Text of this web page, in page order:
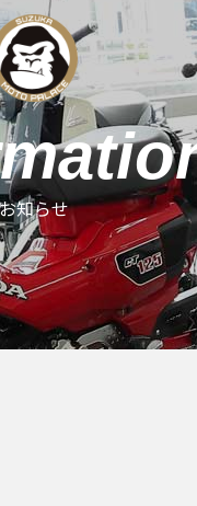
お知らせ